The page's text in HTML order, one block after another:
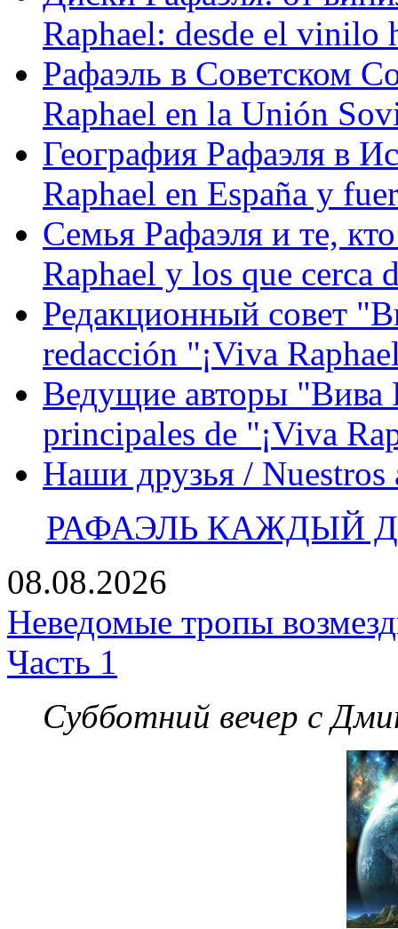
Raphael: desde el vinilo
Рафаэль в Советском
Raphael en la Unión
География Рафаэля в
Raphael en España y
Семья Рафаэля и те,
Raphael y los que cerca
Редакционный совет
redacción "¡Viva
Ведущие авторы "Вива
principales de "¡Viva
Наши друзья / Nuestros
РАФАЭЛЬ КАЖДЫЙ
08.08.2026
Неведомые тропы
Часть 1
Субботний вечер с